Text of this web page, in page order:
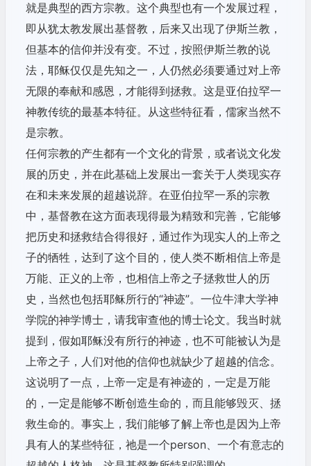
就是典型的西方宗教。这个典型也有一个发展过程，
即从犹太教发展出基督教，后来又出现了伊斯兰教，
但基本的信仰并没有变。不过，按照伊斯兰教的说
法，耶稣仅仅是先知之一，人仍然必须要通过对上帝
无限的奉献和感恩，才能得到拯救。这是亚伯拉罕一
神教传统的最基本特征。从这些特征看，儒家当然不
是宗教。
任何宗教的产生都有一个文化的背景，或者说文化发
展的历史，并在此基础上发展出一套关于人类现实存
在和未来发展的超越说辞。在亚伯拉罕一系的宗教
中，基督教在这方面表现得最为精致和完善，它能够
把历史和拯救结合得很好，通过作为现实人的上帝之
子的牺牲，达到了这个目的，使人类不断相信上帝是
万能、正义的上帝，也相信上帝之子拯救世人的历
史，当然也包括耶稣所行的“神迹”。一位牛津大学神
学院的神学博士，请我审查他的博士论文。我当时就
提到，假如耶稣没有所行的神迹，也不可能被认为是
上帝之子，人们对他的信仰也就缺少了超越的信念。
这说明了一点，上帝一定是有神迹的，一定是万能
的，一定是能够不断创造生命的，而且能够毁灭、拯
救生命的。事实上，我们能够了解上帝也是因为上帝
具有人的某些特征，祂是一个person、一个有意志的